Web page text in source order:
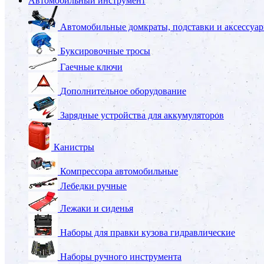
Автомобильные домкраты, подставки и
Буксировочные тросы
Гаечные ключи
Дополнительное оборудование
Зарядные устройства для аккумуляторов
Канистры
Компрессора автомобильные
Лебедки ручные
Лежаки и сиденья
Наборы для правки кузова гидравлические
Наборы ручного инструмента